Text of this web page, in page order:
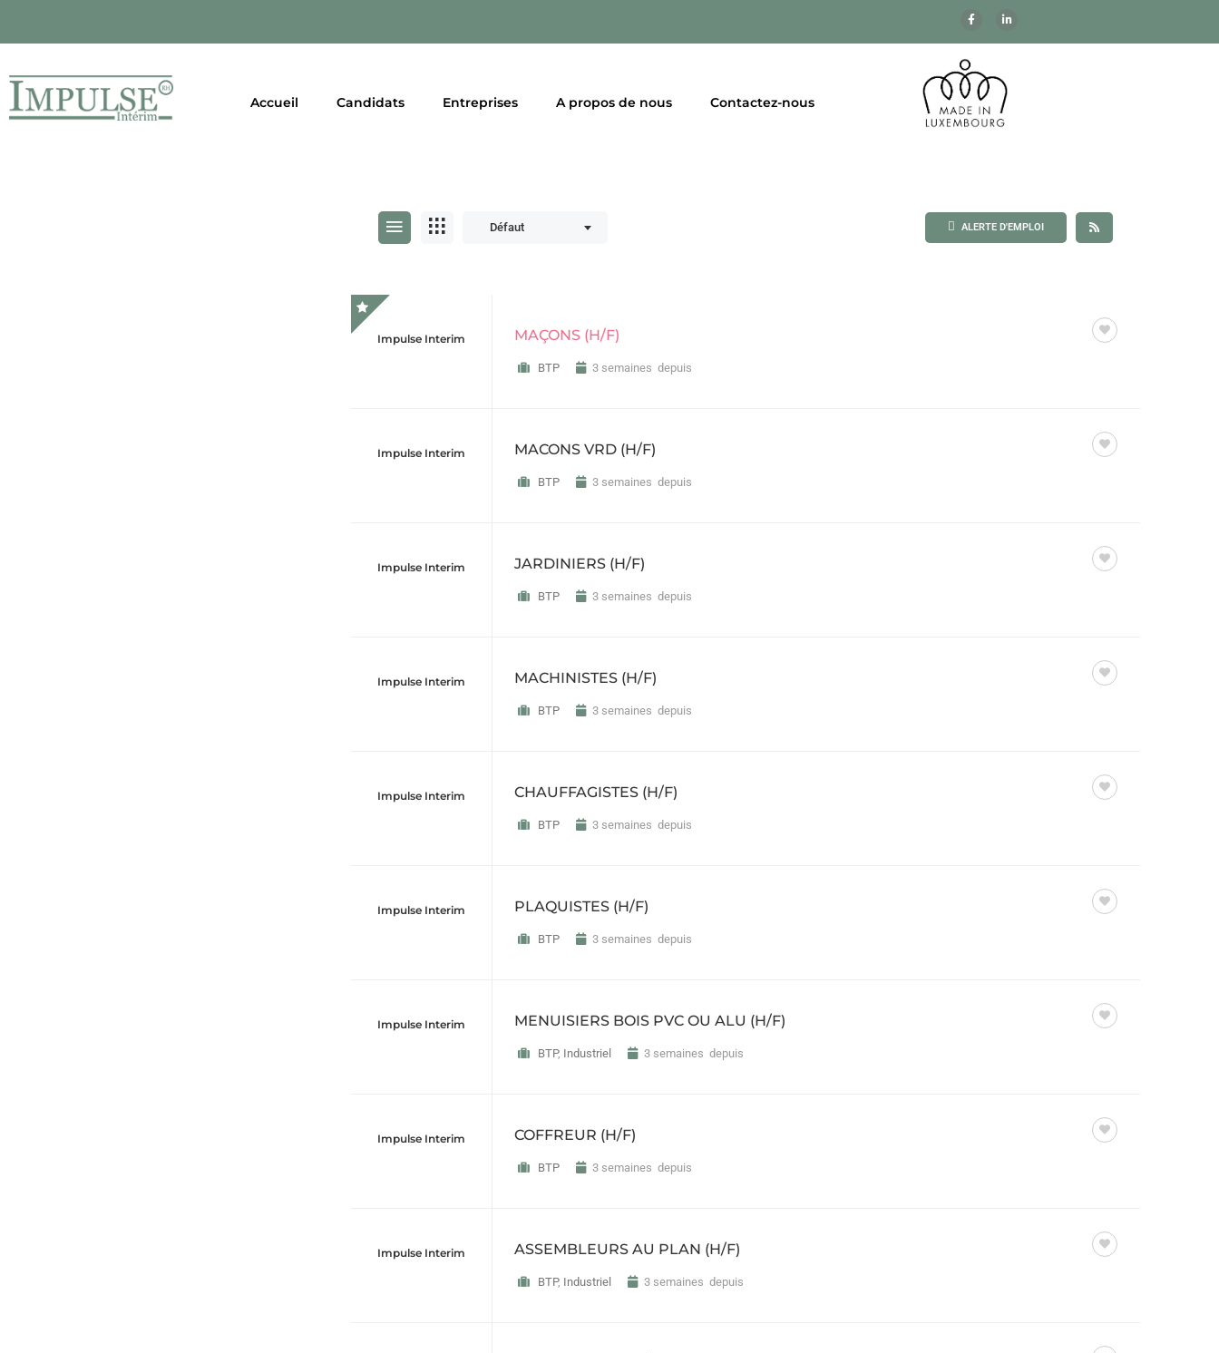
Accueil Candidats Entreprises A propos de nous Contactez-nous
Défaut ALERTE D'EMPLOI
Impulse Interim MAÇONS (H/F)
BTP 3 semaines depuis
Impulse Interim MACONS VRD (H/F)
BTP 3 semaines depuis
Impulse Interim JARDINIERS (H/F)
BTP 3 semaines depuis
Impulse Interim MACHINISTES (H/F)
BTP 3 semaines depuis
Impulse Interim CHAUFFAGISTES (H/F)
BTP 3 semaines depuis
Impulse Interim PLAQUISTES (H/F)
BTP 3 semaines depuis
Impulse Interim MENUISIERS BOIS PVC OU ALU (H/F)
BTP, Industriel 3 semaines depuis
Impulse Interim COFFREUR (H/F)
BTP 3 semaines depuis
Impulse Interim ASSEMBLEURS AU PLAN (H/F)
BTP, Industriel 3 semaines depuis